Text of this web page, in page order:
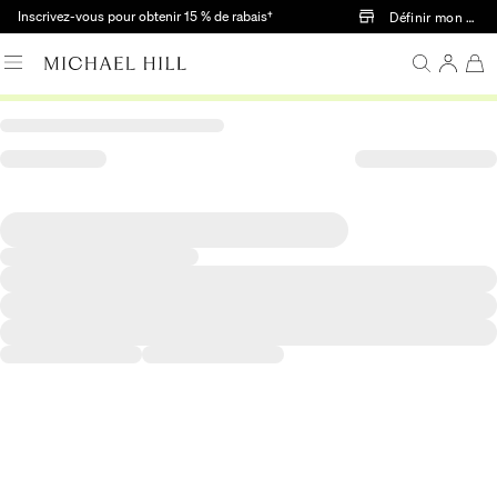
Passer au contenu principal
Inscrivez-vous pour obtenir 15 % de rabais† Définir mon